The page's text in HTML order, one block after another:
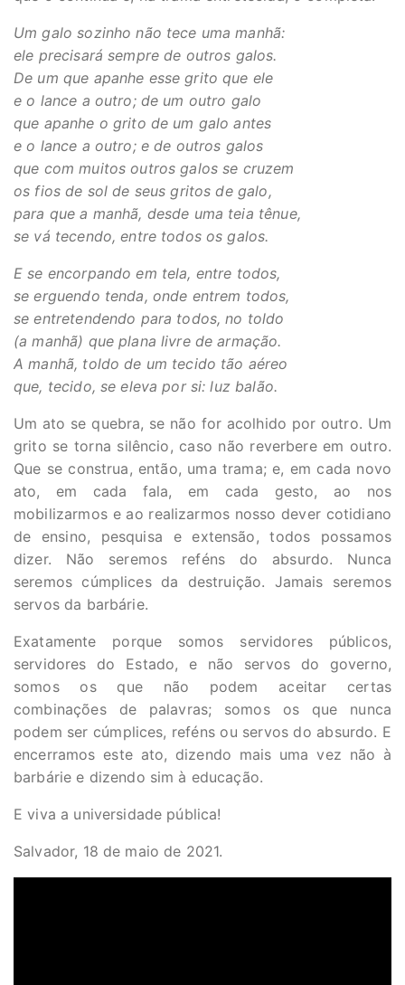
Um galo sozinho não tece uma manhã:
ele precisará sempre de outros galos.
De um que apanhe esse grito que ele
e o lance a outro; de um outro galo
que apanhe o grito de um galo antes
e o lance a outro; e de outros galos
que com muitos outros galos se cruzem
os fios de sol de seus gritos de galo,
para que a manhã, desde uma teia tênue,
se vá tecendo, entre todos os galos.
E se encorpando em tela, entre todos,
se erguendo tenda, onde entrem todos,
se entretendendo para todos, no toldo
(a manhã) que plana livre de armação.
A manhã, toldo de um tecido tão aéreo
que, tecido, se eleva por si: luz balão.
Um ato se quebra, se não for acolhido por outro. Um
grito se torna silêncio, caso não reverbere em outro.
Que se construa, então, uma trama; e, em cada novo
ato, em cada fala, em cada gesto, ao nos
mobilizarmos e ao realizarmos nosso dever cotidiano
de ensino, pesquisa e extensão, todos possamos
dizer. Não seremos reféns do absurdo. Nunca
seremos cúmplices da destruição. Jamais seremos
servos da barbárie.
Exatamente porque somos servidores públicos,
servidores do Estado, e não servos do governo,
somos os que não podem aceitar certas
combinações de palavras; somos os que nunca
podem ser cúmplices, reféns ou servos do absurdo. E
encerramos este ato, dizendo mais uma vez não à
barbárie e dizendo sim à educação.
E viva a universidade pública!
Salvador, 18 de maio de 2021.